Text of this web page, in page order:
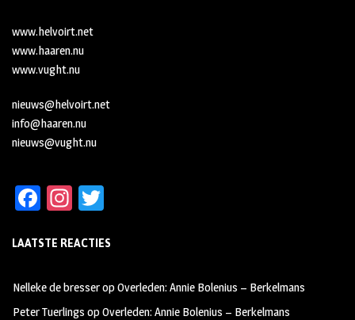
www.helvoirt.net
www.haaren.nu
www.vught.nu
nieuws@helvoirt.net
info@haaren.nu
nieuws@vught.nu
Fa
b
oo
k
In
ag
m
tt
LAATSTE REACTIES
Nelleke de bresseropOverleden: Annie Bolenius – Berkelmans
Peter Tuerlings opOverleden: Annie Bolenius – Berkelmans